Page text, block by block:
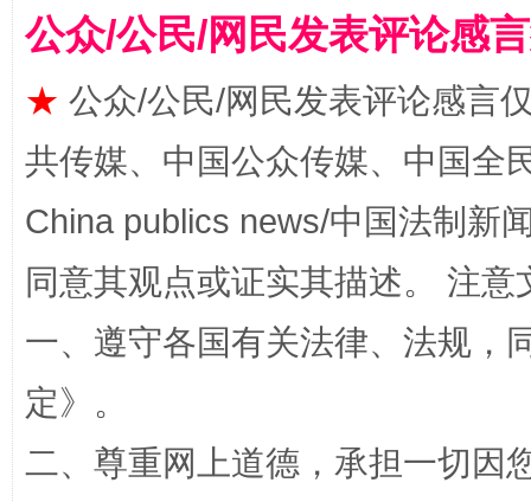
解纷+调解+退费，一次搞定
公众/公民/网民发表评论感
★ 公众/公民/网民发表评论感言
共传媒、中国公众传媒、中国全
China publics news/中国法制新
同意其观点或证实其描述。 注
一、遵守各国有关法律、法规，
定》。
二、尊重网上道德，承担一切因